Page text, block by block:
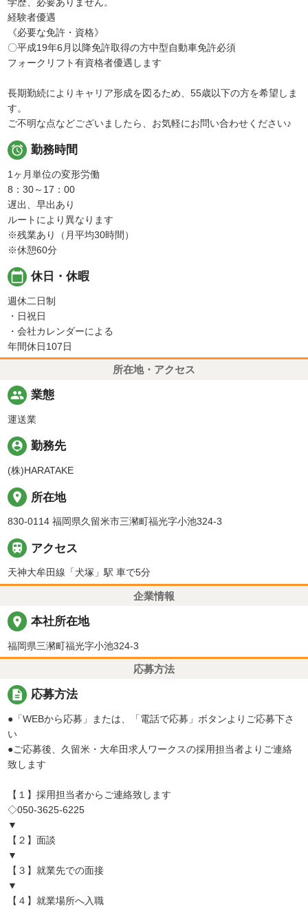
経験者優遇
《必要な免許・資格》
〇平成19年6月以降免許取得の方中型自動車免許必須
フォークリフト有資格者優遇します
長期勤続によりキャリア形成を図るため、55歳以下の方を希望しま
す。
ご不明な点などございましたら、お気軽にお問い合わせください♪
 勤務時間
1ヶ月単位の変形労働
8：30～17：00
遅出、早出あり
ルートにより異なります
※残業あり（月平均30時間）
※休憩60分
calendar_today 休日・休暇
週休二日制
・日祝日
・会社カレンダーによる
年間休日107日
所在地・アクセス
people 業態
運送業
person_pin 勤務先
(株)HARATAKE
place 所在地
830-0114 福岡県久留米市三瀦町福光字小池324-3
 アクセス
天神大牟田線「犬塚」駅 車で5分
企業情報
place 本社所在地
福岡県三瀦町福光字小池324-3
応募方法
description 応募方法
●「WEBから応募」または、「電話で応募」ボタンよりご応募下さ
い
●ご応募後、久留米・大牟田求人ワークスの採用担当者よりご連絡
致します
【１】採用担当者からご連絡致します
◇050-3625-6225
▼
【２】面談
▼
【３】就業先での面接
▼
【４】就業場所へ入職